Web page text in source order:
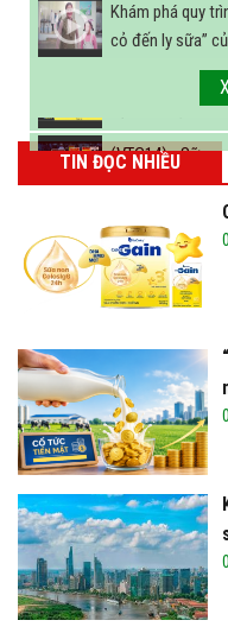
Khám phá quy
cỏ đến ly sữa”
FBNC - Ngành
sữa vào năm
(VTC14) - Sữa
miễn thuế nhập
TIN ĐỌC NHIỀU